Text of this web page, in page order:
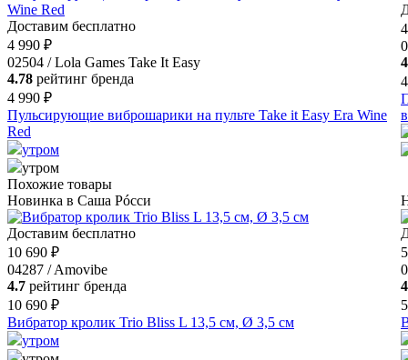
Доставим бесплатно
4 990 ₽
02504 / Lola Games Take It Easy
4.78 рейтинг бренда
4 990 ₽
Пульсирующие виброшарики на пульте Take it Easy Era Wine
Red
утром
утром
Похожие товары
Новинка в Саша Рóсси
Доставим бесплатно
10 690 ₽
04287 / Amovibe
4.7 рейтинг бренда
10 690 ₽
Вибратор кролик Trio Bliss L 13,5 см, Ø 3,5 см
утром